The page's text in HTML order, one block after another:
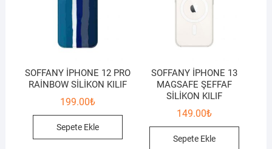
SOFFANY İPHONE 12 PRO
RAİNBOW SİLİKON KILIF
199.00₺
Sepete Ekle
SOFFANY İPHONE 13
MAGSAFE ŞEFFAF
SİLİKON KILIF
149.00₺
Sepete Ekle